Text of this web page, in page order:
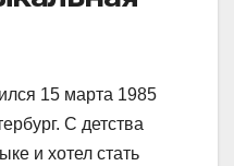
15 марта 1985
С детства
и хотел стать